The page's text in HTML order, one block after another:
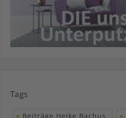
Tags
Beiträge Heike Bachus